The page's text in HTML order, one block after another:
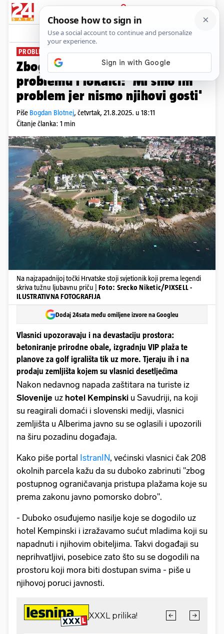
PRIJAVA
News Komentari
PROBLEMI U SAVUDRIJI
Zbog hotelskog kompleksa u
problemu i lokalci: 'Mi smo im
problem jer nismo njihovi gosti'
Piše Bogdan Blotnej, četvrtak, 21.8.2025. u 18:11
Čitanje članka: 1 min
Na najzapadnijoj točki Hrvatske stoji svjetionik koji prema legendi
skriva tužnu ljubavnu priču | Foto: Srecko Niketic/PIXSELL -
ILUSTRATIVNA FOTOGRAFIJA
Dodaj 24sata među omiljene izvore na Googleu
Vlasnici upozoravaju i na devastaciju prostora:
betoniranje prirodne obale, izgradnju VIP plaža te
planove za golf igrališta tik uz more. Tjeraju ih i na
prodaju zemljišta kojem su vlasnici desetljećima
Nakon nedavnog napada zaštitara na turiste iz
Slovenije uz hotel Kempinski u Savudriji, na koji
su reagirali domaći i slovenski mediji, vlasnici
zemljišta u Alberima javno su se oglasili i upozorili
na širu pozadinu događaja.
Kako piše portal IstranIN, većinski vlasnici čak 208
okolnih parcela kažu da su duboko zabrinuti "zbog
postupnog ograničavanja pristupa plažama koje su
prema zakonu javno pomorsko dobro".
- Duboko osuđujemo nasilje koje se dogodilo uz
hotel Kempinski i izražavamo sućut mladima koji su
napadnuti i njihovim obiteljima. Takvi događaji su
neprihvatljivi, posebice zato što su se dogodili na
prostoru koji mora biti dostupan svima - piše u
njihovoj poruci javnosti.